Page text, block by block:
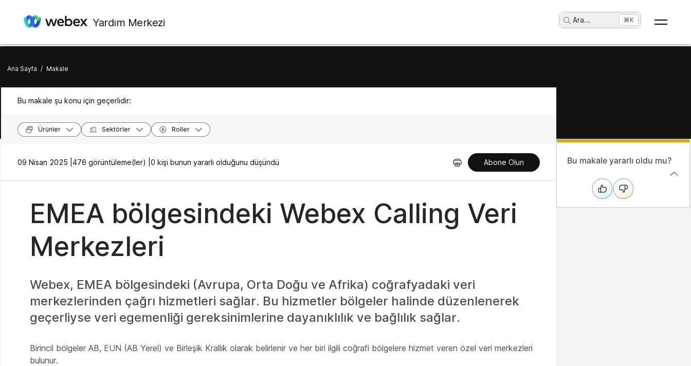
Yardım Merkezi Ara... ⌘K
Ana Sayfa / Makale
Bu makale şu konu için geçerlidir:
Ürünler Sektörler Roller
09 Nisan 2025 | 476 görüntüleme(ler) | 0 kişi bunun yararlı olduğunu düşündü Abone Olun
EMEA bölgesindeki Webex Calling Veri
Merkezleri
Webex, EMEA bölgesindeki (Avrupa, Orta Doğu ve Afrika) coğrafyadaki veri
merkezlerinden çağrı hizmetleri sağlar. Bu hizmetler bölgeler halinde düzenlenerek
geçerliyse veri egemenliği gereksinimlerine dayanıklılık ve bağlılık sağlar.
Birincil bölgeler AB, EUN (AB Yerel) ve Birleşik Krallık olarak belirlenir ve her biri ilgili coğrafi bölgelere hizmet veren özel veri merkezleri
bulunur.
Bu makale yararlı oldu mu?